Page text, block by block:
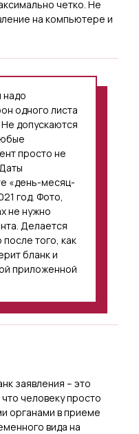
четко. Не
на компьютере и
надо
одного листа
допускаются
просто не
«день-месяц-
год. Фото,
не нужно
Делается
того, как
бланк и
приложенной
заявления – это
человеку просто
органами в приеме
вида на